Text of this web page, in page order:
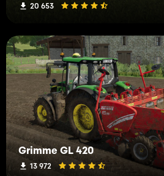
20 653
Grimme GL 420
13 972